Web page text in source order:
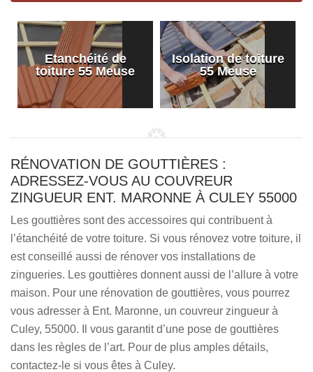
Etanchéité de
toiture 55 Meuse
Isolation de toiture
55 Meuse
RÉNOVATION DE GOUTTIÈRES :
ADRESSEZ-VOUS AU COUVREUR
ZINGUEUR ENT. MARONNE À CULEY 55000
Les gouttières sont des accessoires qui contribuent à
l’étanchéité de votre toiture. Si vous rénovez votre toiture, il
est conseillé aussi de rénover vos installations de
zingueries. Les gouttières donnent aussi de l’allure à votre
maison. Pour une rénovation de gouttières, vous pourrez
vous adresser à Ent. Maronne, un couvreur zingueur à
Culey, 55000. Il vous garantit d’une pose de gouttières
dans les règles de l’art. Pour de plus amples détails,
contactez-le si vous êtes à Culey.